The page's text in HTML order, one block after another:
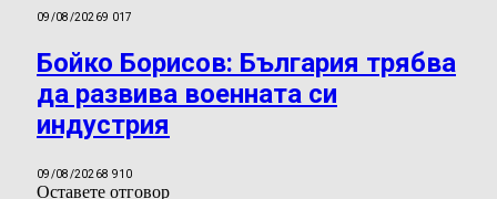
09/08/20269 017
Бойко Борисов: България трябва
да развива военната си
индустрия
09/08/20268 910
Оставете отговор